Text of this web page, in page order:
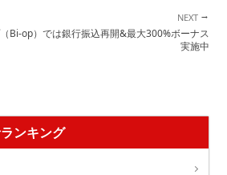
Bi-op）では銀行振込再開&最大300%ボーナス
実施中
→
ンキング